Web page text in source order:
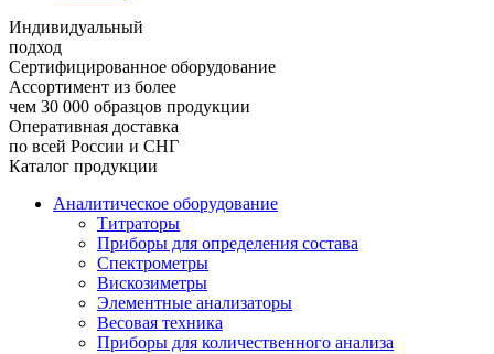
Индивидуальный
подход
Сертифицированное оборудование
Ассортимент из более
чем 30 000 образцов продукции
Оперативная доставка
по всей России и СНГ
Каталог продукции
Аналитическое оборудование
Титраторы
Приборы для определения состава
Спектрометры
Вискозиметры
Элементные анализаторы
Весовая техника
Приборы для количественного анализа